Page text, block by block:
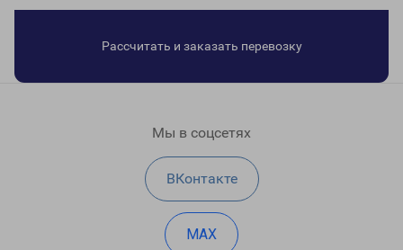
Рассчитать и заказать перевозку
Мы в соцсетях
ВКонтакте
MAX